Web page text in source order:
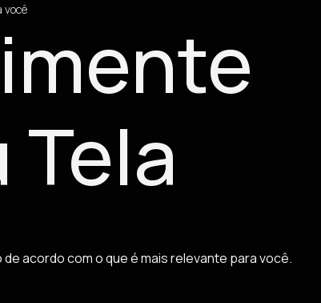
você
Tela
acordo com o que é mais relevante para você.